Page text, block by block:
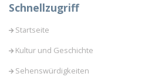
Schnellzugriff
Startseite
Kultur und Geschichte
Sehenswürdigkeiten